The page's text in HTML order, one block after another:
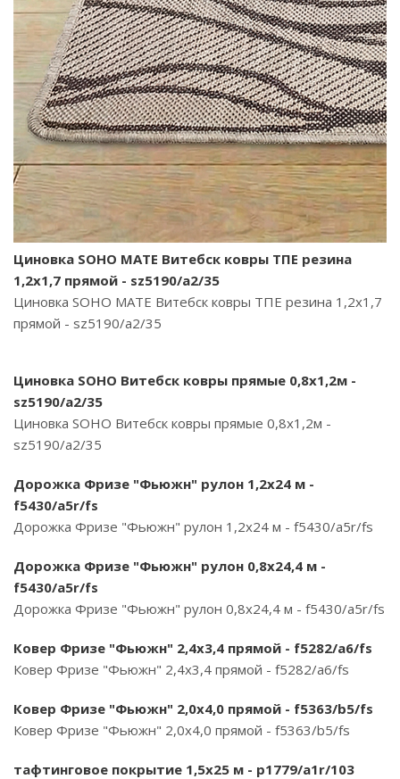
Циновка SOHO MATE Витебск ковры ТПЕ резина
1,2х1,7 прямой - sz5190/a2/35
Циновка SOHO MATE Витебск ковры ТПЕ резина 1,2х1,7
прямой - sz5190/a2/35
Циновка SOHO Витебск ковры прямые 0,8х1,2м -
sz5190/a2/35
Циновка SOHO Витебск ковры прямые 0,8х1,2м -
sz5190/a2/35
Дорожка Фризе "Фьюжн" рулон 1,2х24 м -
f5430/a5r/fs
Дорожка Фризе "Фьюжн" рулон 1,2х24 м - f5430/a5r/fs
Дорожка Фризе "Фьюжн" рулон 0,8х24,4 м -
f5430/a5r/fs
Дорожка Фризе "Фьюжн" рулон 0,8х24,4 м - f5430/a5r/fs
Ковер Фризе "Фьюжн" 2,4х3,4 прямой - f5282/a6/fs
Ковер Фризе "Фьюжн" 2,4х3,4 прямой - f5282/a6/fs
Ковер Фризе "Фьюжн" 2,0х4,0 прямой - f5363/b5/fs
Ковер Фризе "Фьюжн" 2,0х4,0 прямой - f5363/b5/fs
тафтинговое покрытие 1,5х25 м - p1779/a1r/103